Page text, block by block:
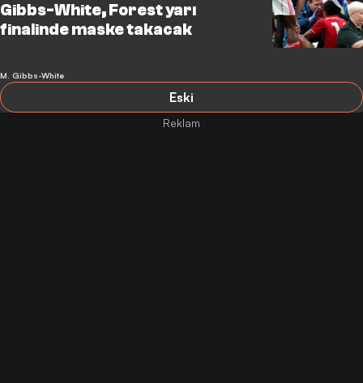
Gibbs-White, Forest yarı
finalinde maske takacak
M. Gibbs-White
Eski